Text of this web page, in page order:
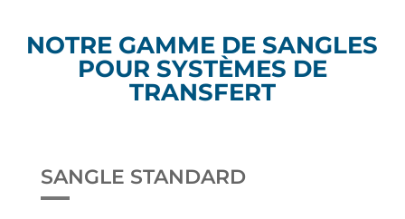
NOTRE GAMME DE SANGLES
POUR SYSTÈMES DE
TRANSFERT
SANGLE STANDARD